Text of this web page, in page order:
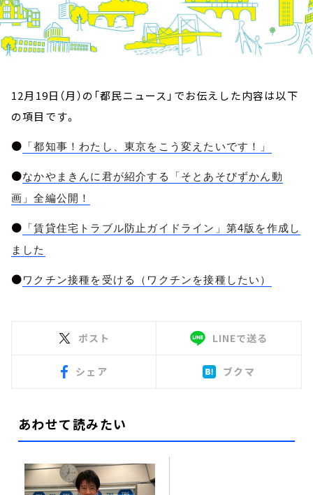
12月19日（月）の「都民ニュース」でお伝えした内容は以下
の項目です。
● 「都知事！わたし、東京をこう変えたいです！」
●なかやまきんに君が紹介する「そとあそびずかん動
画」全編公開！
● 「賃貸住宅トラブル防止ガイドライン」第4版を作成し
ました
●ワクチン接種を受ける（ワクチンを接種したい）
ポスト LINEで送る
シェア ブクマ
あわせて読みたい